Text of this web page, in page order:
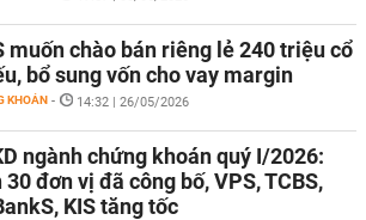
muốn chào bán riêng lẻ 240 triệu cổ
bổ sung vốn cho vay margin
KHOÁN - 14:32 | 26/05/2026
ngành chứng khoán quý I/2026:
30 đơn vị đã công bố, VPS, TCBS,
KIS tăng tốc